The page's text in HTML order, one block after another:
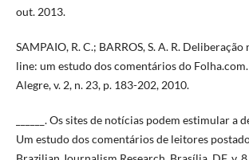
out. 2013.
SAMPAIO, R. C.; BARROS, S. A. R.
line: um estudo dos comentários do
Alegre, v. 2, n. 23, p. 183-202, 2010.
______. Os sites de notícias podem estimular a
Um estudo dos comentários de leitores